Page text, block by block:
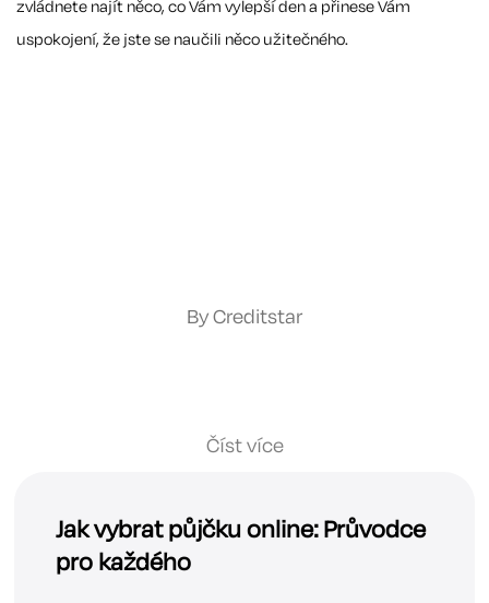
zvládnete najít něco, co Vám vylepší den a přinese Vám
uspokojení, že jste se naučili něco užitečného.
By Creditstar
Číst více
Jak vybrat půjčku online: Průvodce
pro každého